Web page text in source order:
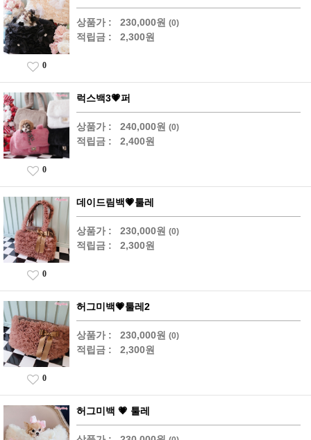
상품가 : 230,000원 (0)
적립금 : 2,300원
0
럭스백3💗퍼
상품가 : 240,000원 (0)
적립금 : 2,400원
0
데이드림백💗툴레
상품가 : 230,000원 (0)
적립금 : 2,300원
0
허그미백💗툴레2
상품가 : 230,000원 (0)
적립금 : 2,300원
0
허그미백 💗 툴레